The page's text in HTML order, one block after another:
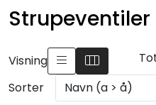
Strupeventiler
Visning
Sorter
Kulvert
Prefab
Radonsikring